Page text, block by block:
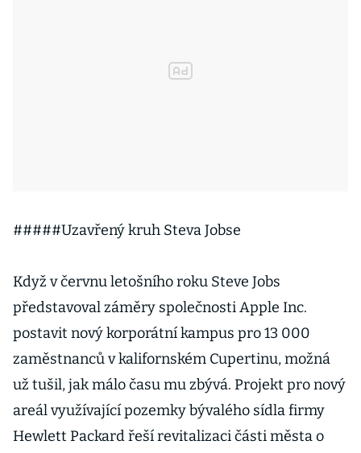
#####Uzavřený kruh Steva Jobse
Když v červnu letošního roku Steve Jobs
představoval záměry společnosti Apple Inc.
postavit nový korporátní kampus pro 13 000
zaměstnanců v kalifornském Cupertinu, možná
už tušil, jak málo času mu zbývá. Projekt pro nový
areál využívající pozemky bývalého sídla firmy
Hewlett Packard řeší revitalizaci části města o